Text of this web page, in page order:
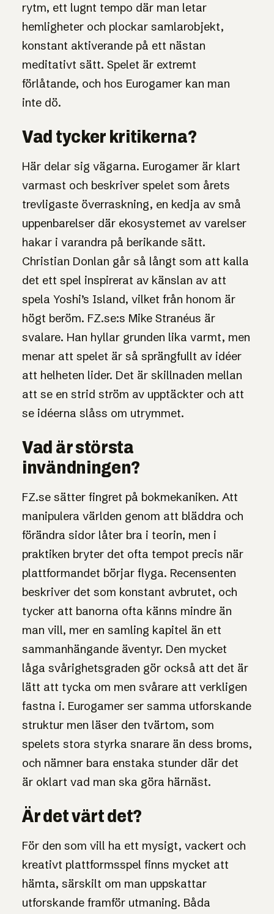
rytm, ett lugnt tempo där man letar
hemligheter och plockar samlarobjekt,
konstant aktiverande på ett nästan
meditativt sätt. Spelet är extremt
förlåtande, och hos Eurogamer kan man
inte dö.
Vad tycker kritikerna?
Här delar sig vägarna. Eurogamer är klart
varmast och beskriver spelet som årets
trevligaste överraskning, en kedja av små
uppenbarelser där ekosystemet av varelser
hakar i varandra på berikande sätt.
Christian Donlan går så långt som att kalla
det ett spel inspirerat av känslan av att
spela Yoshi’s Island, vilket från honom är
högt beröm. FZ.se:s Mike Stranéus är
svalare. Han hyllar grunden lika varmt, men
menar att spelet är så sprängfullt av idéer
att helheten lider. Det är skillnaden mellan
att se en strid ström av upptäckter och att
se idéerna slåss om utrymmet.
Vad är största
invändningen?
FZ.se sätter fingret på bokmekaniken. Att
manipulera världen genom att bläddra och
förändra sidor låter bra i teorin, men i
praktiken bryter det ofta tempot precis när
plattformandet börjar flyga. Recensenten
beskriver det som konstant avbrutet, och
tycker att banorna ofta känns mindre än
man vill, mer en samling kapitel än ett
sammanhängande äventyr. Den mycket
låga svårighetsgraden gör också att det är
lätt att tycka om men svårare att verkligen
fastna i. Eurogamer ser samma utforskande
struktur men läser den tvärtom, som
spelets stora styrka snarare än dess broms,
och nämner bara enstaka stunder där det
är oklart vad man ska göra härnäst.
Är det värt det?
För den som vill ha ett mysigt, vackert och
kreativt plattformsspel finns mycket att
hämta, särskilt om man uppskattar
utforskande framför utmaning. Båda